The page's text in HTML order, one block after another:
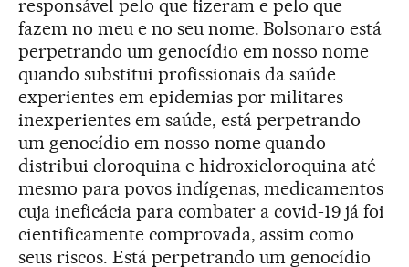
responsável pelo que fizeram e pelo que
fazem no meu e no seu nome. Bolsonaro está
perpetrando um genocídio em nosso nome
quando substitui profissionais da saúde
experientes em epidemias por militares
inexperientes em saúde, está perpetrando
um genocídio em nosso nome quando
distribui cloroquina e hidroxicloroquina até
mesmo para povos indígenas, medicamentos
cuja ineficácia para combater a covid-19 já foi
cientificamente comprovada, assim como
seus riscos. Está perpetrando um genocídio